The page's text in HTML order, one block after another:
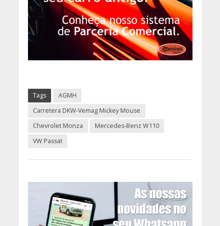
Tags
AGMH
Carretera DKW-Vemag Mickey Mouse
Chevrolet Monza
Mercedes-Benz W110
VW Passat